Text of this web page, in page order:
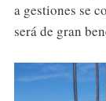
a gestiones se
será de gran